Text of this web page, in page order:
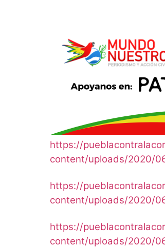
https://
content/uploads/2020/
https://
content/uploads/2020/
https://
content/uploads/2020/